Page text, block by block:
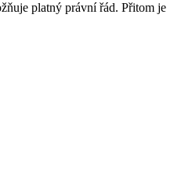
platný právní řád. Přitom je